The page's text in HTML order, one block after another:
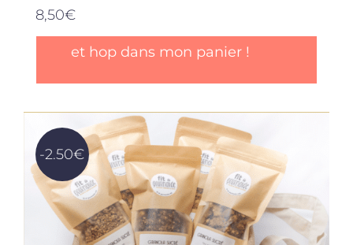
8,50€
et hop dans mon panier !
-2.50€